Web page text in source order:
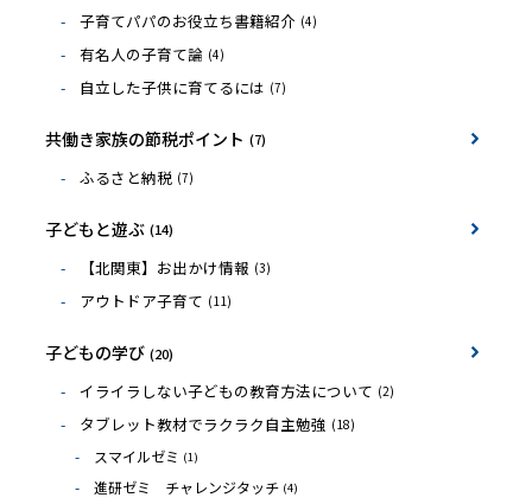
子育てパパのお役立ち書籍紹介 (4)
有名人の子育て論 (4)
自立した子供に育てるには (7)
共働き家族の節税ポイント (7)
ふるさと納税 (7)
子どもと遊ぶ (14)
【北関東】お出かけ情報 (3)
アウトドア子育て (11)
子どもの学び (20)
イライラしない子どもの教育方法について (2)
タブレット教材でラクラク自主勉強 (18)
スマイルゼミ (1)
進研ゼミ チャレンジタッチ (4)